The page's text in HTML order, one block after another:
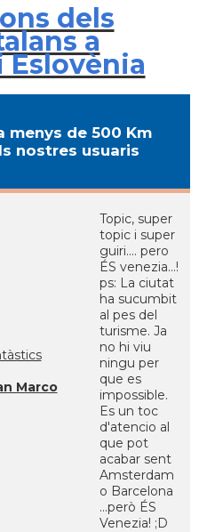
dels
a
Eslovènia
menys de 500 Km
nostres usuaris
Marco
Topic, super
topic i super
guiri.... pero
ÉS venezia...!
ps: La ciutat
ha sucumbit
al pes del
turisme. Ja
no hi viu
ningu per
que es
impossible.
Es un toc
d'atencio al
que pot
acabar sent
Amsterdam
o Barcelona
...però ÉS
Venezia! ;D